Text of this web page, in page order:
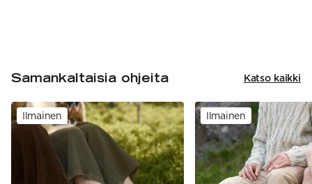
Samankaltaisia ohjeita Katso kaikki
Ilmainen Ilmainen